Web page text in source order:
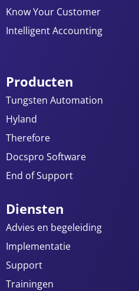
Know Your Customer
Intelligent Accounting
Producten
Tungsten Automation
Hyland
Therefore
Docspro Software
End of Support
Diensten
Advies en begeleiding
Implementatie
Support
Trainingen